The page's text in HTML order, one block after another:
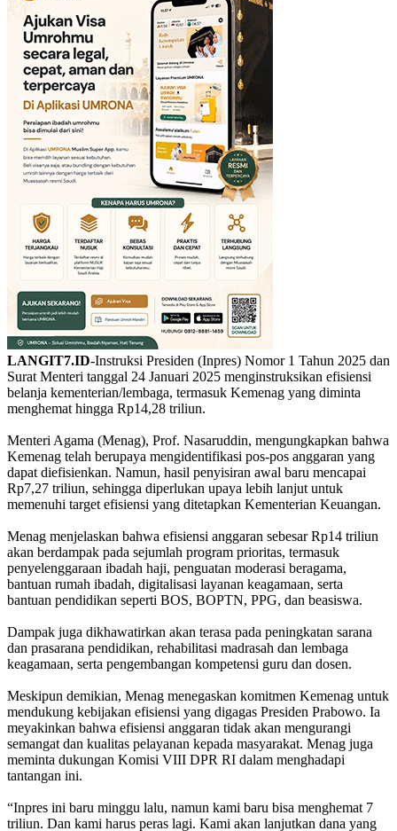
LANGIT7.ID-Instruksi Presiden (Inpres) Nomor 1 Tahun 2025 dan
Surat Menteri tanggal 24 Januari 2025 menginstruksikan efisiensi
belanja kementerian/lembaga, termasuk Kemenag yang diminta
menghemat hingga Rp14,28 triliun.
Menteri Agama (Menag), Prof. Nasaruddin, mengungkapkan bahwa
Kemenag telah berupaya mengidentifikasi pos-pos anggaran yang
dapat diefisienkan. Namun, hasil penyisiran awal baru mencapai
Rp7,27 triliun, sehingga diperlukan upaya lebih lanjut untuk
memenuhi target efisiensi yang ditetapkan Kementerian Keuangan.
Menag menjelaskan bahwa efisiensi anggaran sebesar Rp14 triliun
akan berdampak pada sejumlah program prioritas, termasuk
penyelenggaraan ibadah haji, penguatan moderasi beragama,
bantuan rumah ibadah, digitalisasi layanan keagamaan, serta
bantuan pendidikan seperti BOS, BOPTN, PPG, dan beasiswa.
Dampak juga dikhawatirkan akan terasa pada peningkatan sarana
dan prasarana pendidikan, rehabilitasi madrasah dan lembaga
keagamaan, serta pengembangan kompetensi guru dan dosen.
Meskipun demikian, Menag menegaskan komitmen Kemenag untuk
mendukung kebijakan efisiensi yang digagas Presiden Prabowo. Ia
meyakinkan bahwa efisiensi anggaran tidak akan mengurangi
semangat dan kualitas pelayanan kepada masyarakat. Menag juga
meminta dukungan Komisi VIII DPR RI dalam menghadapi
tantangan ini.
“Inpres ini baru minggu lalu, namun kami baru bisa menghemat 7
triliun. Dan kami harus peras lagi. Kami akan lanjutkan dana yang